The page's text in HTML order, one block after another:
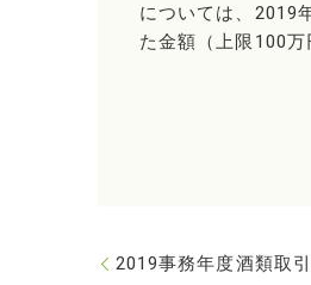
については、2019
た金額（上限100
2019事務年度酒類取